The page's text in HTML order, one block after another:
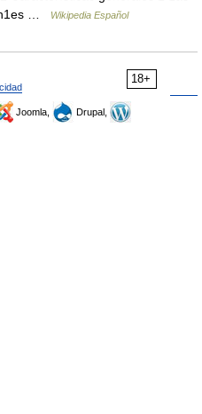
…
Wikipedia Español
18+
Joomla,
Drupal,